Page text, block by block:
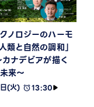
ノロジーのハーモ
類と自然の調和」
ナデビアが描く
来～
(火)
13:30